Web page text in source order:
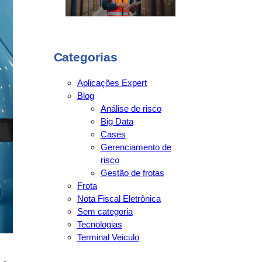
Categorias
Aplicações Expert
Blog
Análise de risco
Big Data
Cases
Gerenciamento de
risco
Gestão de frotas
Frota
Nota Fiscal Eletrônica
Sem categoria
Tecnologias
Terminal Veiculo